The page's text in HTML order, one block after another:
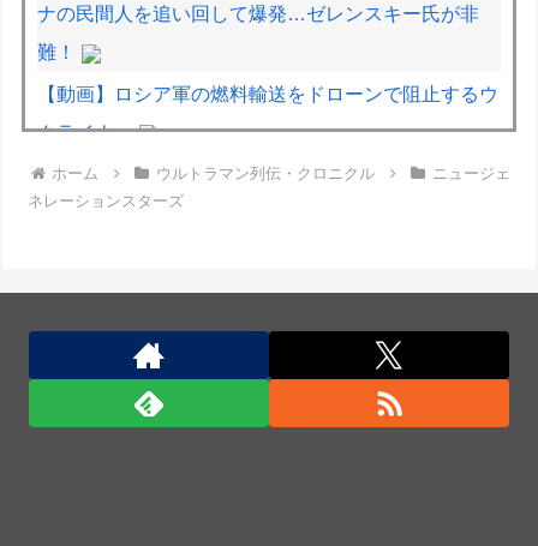
ナの民間人を追い回して爆発…ゼレンスキー氏が非
難！
【動画】ロシア軍の燃料輸送をドローンで阻止するウ
クライナ。
【動画】パキスタンの山の麓で撮影された鉄砲水が地
獄すぎる。
供ミサイルを見た。
【動画】仲間に花火を水平撃ちしようとして障害を負
ったかもしれない事故。
米軍、長射程精密ミサイルほぼ使い切る…「危険な水
ホーム ウルトラマン列伝・クロニクル
ニュージェ
ネレーションスターズ